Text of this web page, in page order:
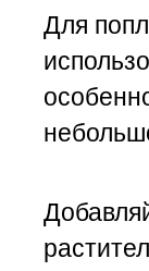
Для